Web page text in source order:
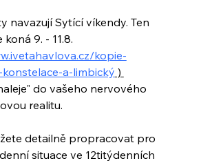
navazují Sytící víkendy. Ten
9. - 11.8.
kopie-
a-limbický )
do vašeho nervového
realitu.
detailně propracovat pro
situace ve 12titýdenních